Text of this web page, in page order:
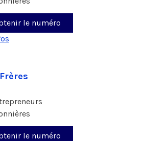
le numéro
le numéro